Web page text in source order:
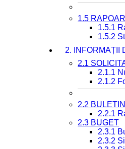
1.5
1.5.1
1.5.2
2. INFORMAȚII
2.1
2.1.1
2.1.2
2.2
2.2.1
2.3 BUGET
2.3.1
2.3.2